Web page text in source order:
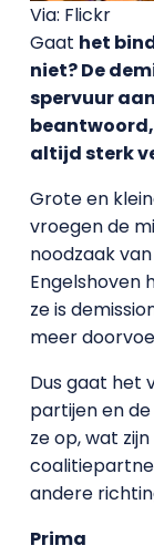
Via: Flickr
Gaat het
niet? De
spervuur
altijd sterk
Grote en
vroegen de
noodzaak
Engelshoven
ze is
meer
Dus gaat het
partijen en
ze op, wat
andere
Prima